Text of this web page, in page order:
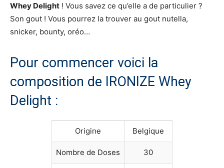
Whey Delight ! Vous savez ce qu’elle a de particulier ?
Son gout ! Vous pourrez la trouver au gout nutella,
snicker, bounty, oréo…
Pour commencer voici la
composition de IRONIZE Whey
Delight :
Origine Belgique
Nombre de Doses 30